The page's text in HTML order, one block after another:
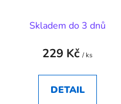
černá
Skladem do 3 dnů
229 Kč / ks
DETAIL